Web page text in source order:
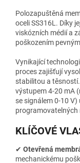
Polozapuštěná
oceli SS316L. Díky
viskózních médií a
poškozením
Vynikající
proces zajišťují
stabilitou a
výstupem 4-20 mA
se signálem 0-10
programovatelných
KLÍČOVÉ
✔ Otevřená
mechanickému